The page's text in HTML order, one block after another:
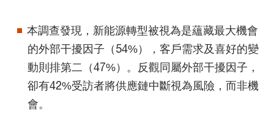
本調查發現，新能源轉型被視為是蘊藏最大機會
的外部干擾因子（54%），客戶需求及喜好的變
動則排第二（47%）。反觀同屬外部干擾因子，
卻有42%受訪者將供應鏈中斷視為風險，而非機
會。